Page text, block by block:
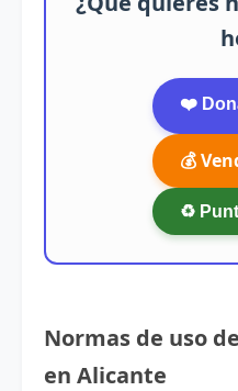
❤️
💰
♻️
Normas de uso
en Alicante